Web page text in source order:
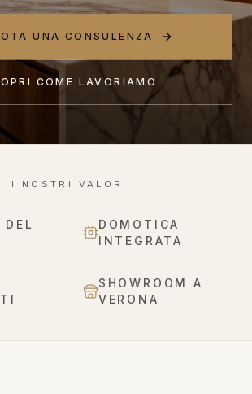
UNA CONSULENZA
COME LAVORIAMO
I NOSTRI VALORI
DOMOTICA
INTEGRATA
SHOWROOM A
VERONA